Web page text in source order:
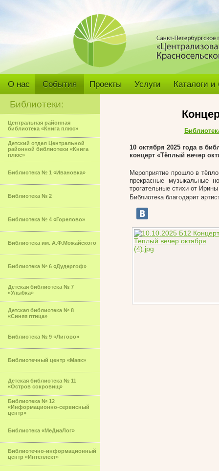
О нас События Проекты Услуги Каталоги
Библиотеки:
Центральная районная
библиотека «Книга плюс»
Детский отдел Центральной
районной библиотеки «Книга
плюс»
Библиотека № 1 «Ивановка»
Библиотека № 2
Библиотека № 4 «Горелово»
Библиотека им. А.Ф.Можайского
Библиотека № 6 «Дудергоф»
Детская библиотека № 7
«Улыбка»
Детская библиотека № 8
«Синяя птица»
Библиотека № 9 «Лигово»
Библиотечный центр «Маяк»
Детская библиотека № 11
«Остров сокровищ»
Библиотека № 12
«Информационно-сервисный
центр»
Библиотека «МеДиаЛог»
Библиотечно-информационный
центр «Интеллект»
10 октября 2025 года в
концерт «Тёплый вечер
Мероприятие прошло в
прекрасные музыкальные
трогательные стихи от
Библиотека благодарит